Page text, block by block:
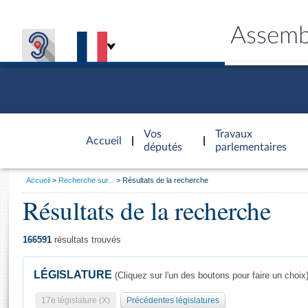
Accueil
d'accueil
Vos
députés
Travaux
parlementaires
Général
Vous
Accueil Recherche sur... Résultats de la recherche
Résultats de la recherche
166591 résultats trouvés
LÉGISLATURE (Cliquez sur l'un des boutons pour faire un choix)
17e législature (X) Précédentes législatures